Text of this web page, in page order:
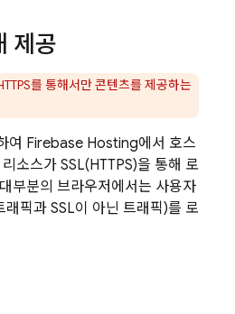
제공
를 통해서만 콘텐츠를 제공하는
여 Firebase Hosting에서 호스
소스가 SSL(HTTPS)을 통해 로
부분의 브라우저에서는 사용자
래픽과 SSL이 아닌 트래픽)를 로